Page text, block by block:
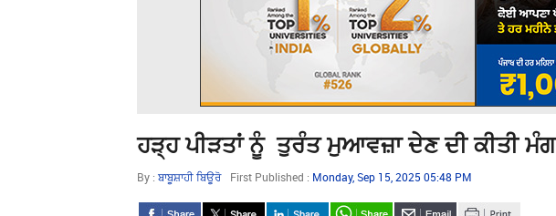
ਹੜ੍ਹ ਪੀੜਤਾਂ ਨੂੰ ਤੁਰੰਤ ਮੁਆਵਜ਼ਾ ਦੇਣ ਦੀ ਕੀਤੀ ਮੰਗ
By : ਬਾਬੂਸ਼ਾਹੀ ਬਿਊਰੋ First Published : Monday, Sep 15, 2025 05:48 PM